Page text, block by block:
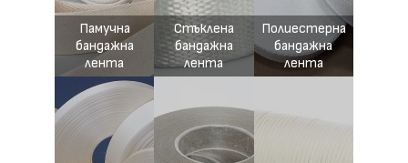
Памучна
бандажна
лента
Стъклена
бандажна
лента
Полиестерна
бандажна
лента